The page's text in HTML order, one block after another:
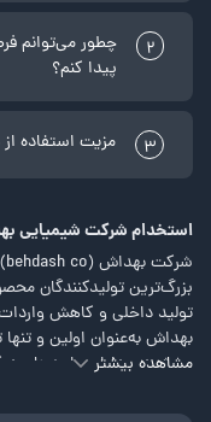
2
چطور می‌توانم
پیدا کنم؟
3 مزیت استفاده
استخدام شرکت شیمیایی
بزرگ‌ترین تولیدکنندگان
تولید داخلی و کاهش
بهداش به‌عنوان اولین و
می‌شود و دارای واحدهای
ارائه خدمات فنی مهندسی
مشاهده بیشتر